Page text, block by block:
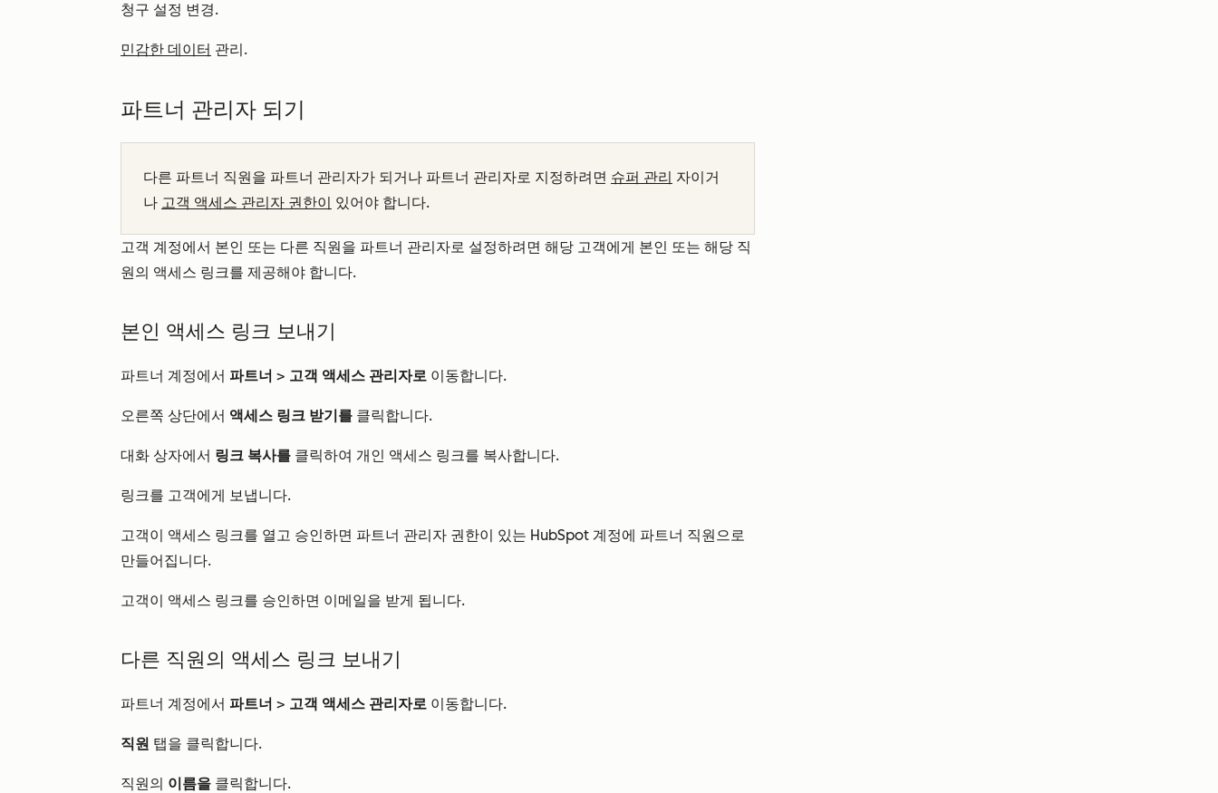
청구 설정 변경.
민감한 데이터 관리.
파트너 관리자 되기
다른 파트너 직원을 파트너 관리자가 되거나 파트너 관리자로 지정하려면 슈퍼 관리 자이거
나 고객 액세스 관리자 권한이 있어야 합니다.
고객 계정에서 본인 또는 다른 직원을 파트너 관리자로 설정하려면 해당 고객에게 본인 또는 해당 직
원의 액세스 링크를 제공해야 합니다.
본인 액세스 링크 보내기
파트너 계정에서 파트너 > 고객 액세스 관리자로 이동합니다.
오른쪽 상단에서 액세스 링크 받기를 클릭합니다.
대화 상자에서 링크 복사를 클릭하여 개인 액세스 링크를 복사합니다.
링크를 고객에게 보냅니다.
고객이 액세스 링크를 열고 승인하면 파트너 관리자 권한이 있는 HubSpot 계정에 파트너 직원으로
만들어집니다.
고객이 액세스 링크를 승인하면 이메일을 받게 됩니다.
다른 직원의 액세스 링크 보내기
파트너 계정에서 파트너 > 고객 액세스 관리자로 이동합니다.
직원 탭을 클릭합니다.
직원의 이름을 클릭합니다.